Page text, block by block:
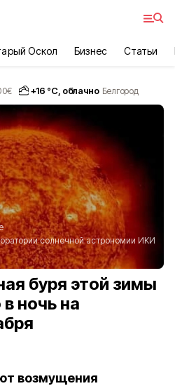
Оскол Бизнес Статьи
€ +16 °С, облачно Белгород
солнечной астрономии ИКИ
буря этой зимы
ночь на
возмущения